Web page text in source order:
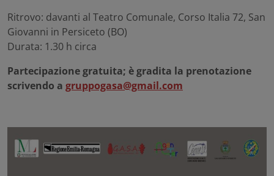
Ritrovo: davanti al Teatro Comunale, Corso Italia 72, San
Giovanni in Persiceto (BO)
Durata: 1.30 h circa
Partecipazione gratuita; è gradita la prenotazione
scrivendo a gruppogasa@gmail.com